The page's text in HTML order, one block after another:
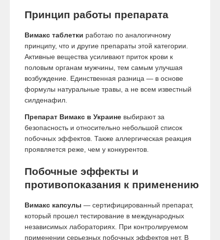
Принцип работы препарата
Вимакс таблетки работаю по аналогичному
принципу, что и другие препараты этой категории.
Активные вещества усиливают приток крови к
половым органам мужчины, тем самым улучшая
возбуждение. Единственная разница — в основе
формулы натуральные травы, а не всем известный
силденафил.
Препарат Вимакс в Украине выбирают за
безопасность и относительно небольшой список
побочных эффектов. Также аллергическая реакция
проявляется реже, чем у конкурентов.
Побочные эффекты и
противопоказания к применению
Вимакс капсулы — сертифицированный препарат,
который прошел тестирование в международных
независимых лабораториях. При контролируемом
применении серьезных побочных эффектов нет. В